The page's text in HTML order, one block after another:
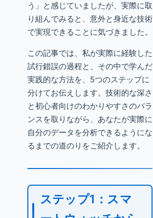
う」と感じていましたが、実際に取
り組んでみると、意外と身近な技術
で実現できることに気づきました。
この記事では、私が実際に経験した
試行錯誤の過程と、その中で学んだ
実践的な方法を、5つのステップに
分けてお伝えします。技術的な深さ
と初心者向けのわかりやすさのバラ
ンスを取りながら、あなたが実際に
自分のデータを分析できるようにな
るまでの道のりをご紹介します。
ステップ1：スマ